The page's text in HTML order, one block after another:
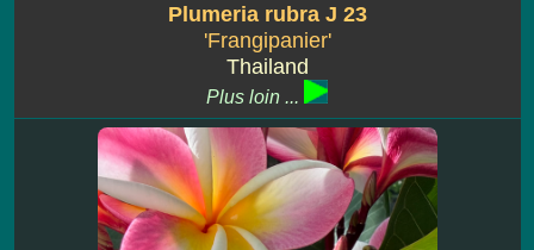
Plumeria rubra J 23
'Frangipanier'
Thailand
Plus loin ...